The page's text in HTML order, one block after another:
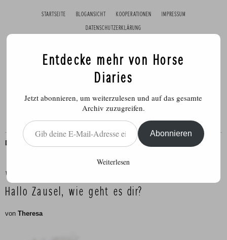
STARTSEITE BLOGANSICHT KOOPERATIONEN IMPRESSUM
DATENSCHUTZERKLÄRUNG
DOC ,GESUNDHEIT
Veröffentlicht am
Hallo Zausel, wie geht es dir?
von Theresa
Entdecke mehr von Horse
Diaries
Jetzt abonnieren, um weiterzulesen und auf das gesamte
Archiv zuzugreifen.
Gib deine E-Mail-Adresse ein ...
Abonnieren
Weiterlesen